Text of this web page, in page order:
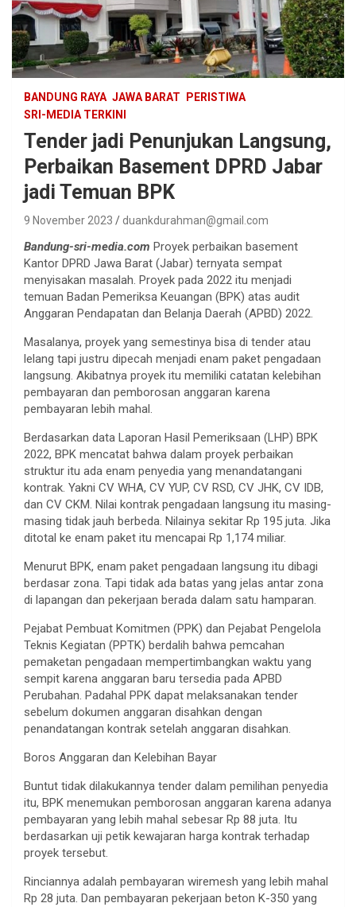
BANDUNG RAYA JAWA BARAT
PERISTIWA
SRI-MEDIA TERKINI
Tender jadi Penunjukan Langsung,
Perbaikan Basement DPRD Jabar
jadi Temuan BPK
9 November 2023 duankdurahman@gmail.com
Bandung-sri-media.com Proyek perbaikan basement
Kantor DPRD Jawa Barat (Jabar) ternyata sempat
menyisakan masalah. Proyek pada 2022 itu menjadi
temuan Badan Pemeriksa Keuangan (BPK) atas audit
Anggaran Pendapatan dan Belanja Daerah (APBD) 2022.
Masalanya, proyek yang semestinya bisa di tender atau
lelang tapi justru dipecah menjadi enam paket pengadaan
langsung. Akibatnya proyek itu memiliki catatan kelebihan
pembayaran dan pemborosan anggaran karena
pembayaran lebih mahal.
Berdasarkan data Laporan Hasil Pemeriksaan (LHP) BPK
2022, BPK mencatat bahwa dalam proyek perbaikan
struktur itu ada enam penyedia yang menandatangani
kontrak. Yakni CV WHA, CV YUP, CV RSD, CV JHK, CV IDB,
dan CV CKM. Nilai kontrak pengadaan langsung itu masing-
masing tidak jauh berbeda. Nilainya sekitar Rp 195 juta. Jika
ditotal ke enam paket itu mencapai Rp 1,174 miliar.
Menurut BPK, enam paket pengadaan langsung itu dibagi
berdasar zona. Tapi tidak ada batas yang jelas antar zona
di lapangan dan pekerjaan berada dalam satu hamparan.
Pejabat Pembuat Komitmen (PPK) dan Pejabat Pengelola
Teknis Kegiatan (PPTK) berdalih bahwa pemcahan
pemaketan pengadaan mempertimbangkan waktu yang
sempit karena anggaran baru tersedia pada APBD
Perubahan. Padahal PPK dapat melaksanakan tender
sebelum dokumen anggaran disahkan dengan
penandatangan kontrak setelah anggaran disahkan.
Boros Anggaran dan Kelebihan Bayar
Buntut tidak dilakukannya tender dalam pemilihan penyedia
itu, BPK menemukan pemborosan anggaran karena adanya
pembayaran yang lebih mahal sebesar Rp 88 juta. Itu
berdasarkan uji petik kewajaran harga kontrak terhadap
proyek tersebut.
Rinciannya adalah pembayaran wiremesh yang lebih mahal
Rp 28 juta. Dan pembayaran pekerjaan beton K-350 yang